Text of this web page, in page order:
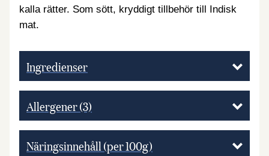
kalla rätter. Som sött, kryddigt tillbehör till Indisk
mat.
Ingredienser
Allergener(3)
Näringsinnehåll (per 100g)